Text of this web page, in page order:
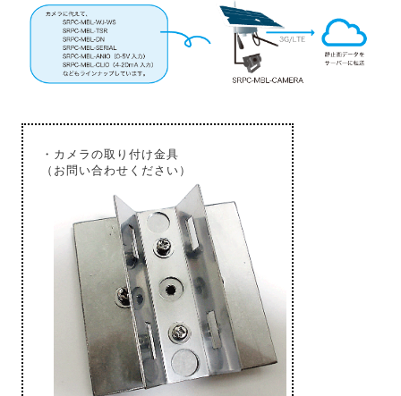
・カメラの取り付け金具
（お問い合わせください）